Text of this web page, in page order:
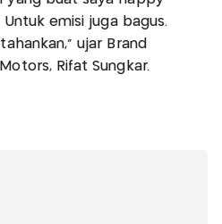
emisi juga bagus.
ujar Brand
Rifat Sungkar.